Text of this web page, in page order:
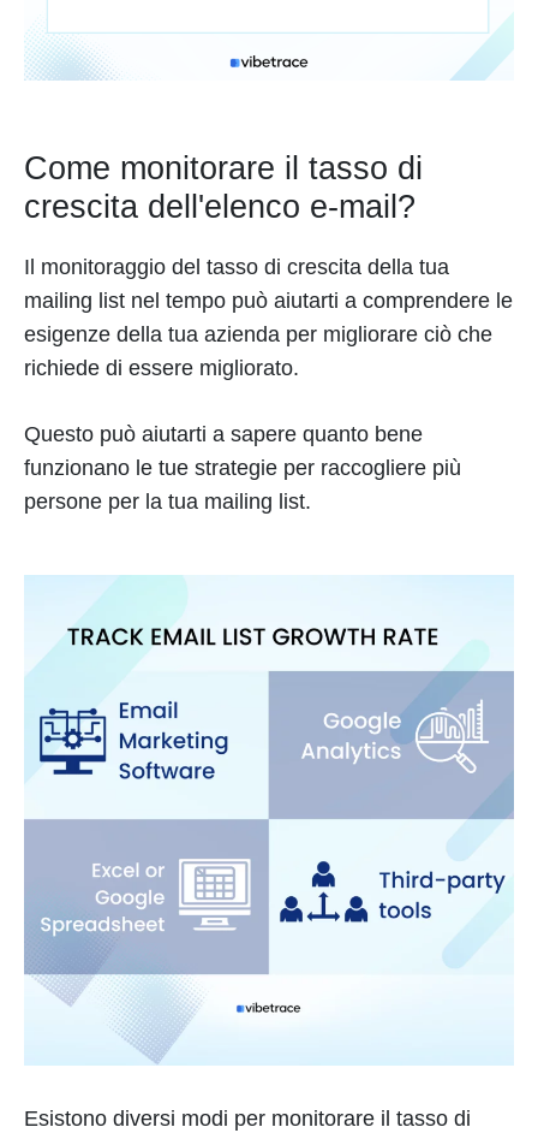
Come monitorare il tasso di
crescita dell'elenco e-mail?
Il monitoraggio del tasso di crescita della tua
mailing list nel tempo può aiutarti a comprendere le
esigenze della tua azienda per migliorare ciò che
richiede di essere migliorato.
Questo può aiutarti a sapere quanto bene
funzionano le tue strategie per raccogliere più
persone per la tua mailing list.
Esistono diversi modi per monitorare il tasso di